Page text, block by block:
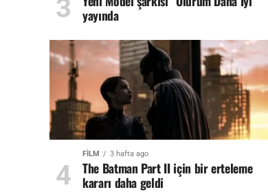
yayında
FİLM 3 hafta ago
The Batman Part II için bir erteleme
kararı daha geldi